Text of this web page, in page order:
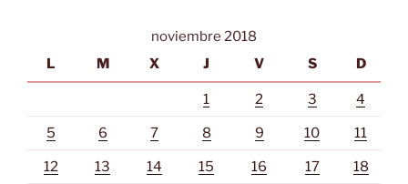
noviembre 2018
L
M X J V S D
1 2 3 4
5 6 7 8 9 10 11
12 13 14 15 16 17 18